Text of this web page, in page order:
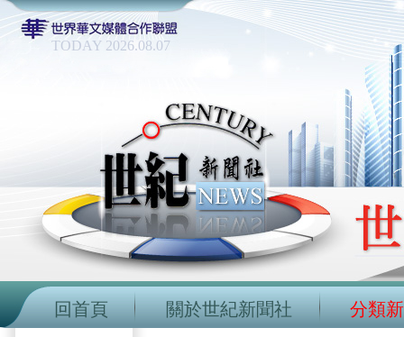
TODAY 2026.08.07
回首頁 關於世紀新聞社 分類